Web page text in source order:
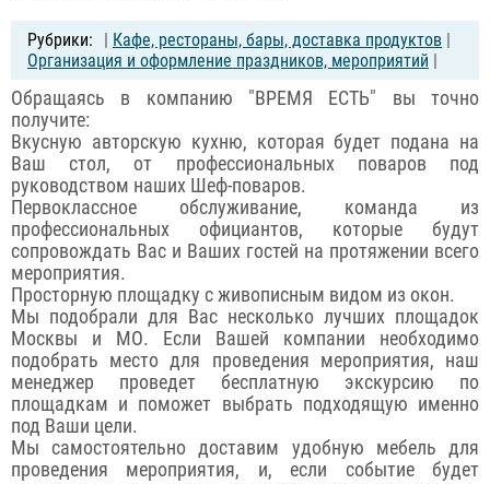
| Кафе, рестораны, бары, доставка продуктов |
Организация и оформление праздников, мероприятий |
Обращаясь в компанию "ВРЕМЯ ЕСТЬ" вы точно
получите:
Вкусную авторскую кухню, которая будет подана на
Ваш стол, от профессиональных поваров под
руководством наших Шеф-поваров.
Первоклассное обслуживание, команда из
профессиональных официантов, которые будут
сопровождать Вас и Ваших гостей на протяжении всего
мероприятия.
Просторную площадку с живописным видом из окон.
Мы подобрали для Вас несколько лучших площадок
Москвы и МО. Если Вашей компании необходимо
подобрать место для проведения мероприятия, наш
менеджер проведет бесплатную экскурсию по
площадкам и поможет выбрать подходящую именно
под Ваши цели.
Мы самостоятельно доставим удобную мебель для
проведения мероприятия, и, если событие будет